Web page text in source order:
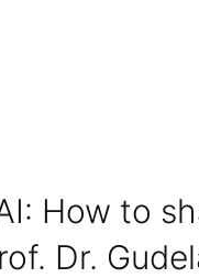
How to
Dr.